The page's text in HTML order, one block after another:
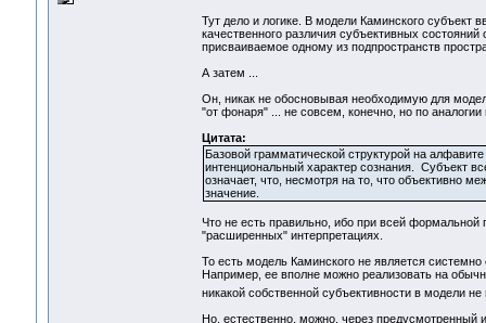
Тут дело и логике. В модели Каминского субъект
качественного различия субъективных
присваиваемое одному из подпространств
А затем ...
Он, никак не обосновывая необходимую для
"от фонаря" ... не совсем, конечно, но по
Цитата:
Базовой грамматической структурой на
интенциональный характер сознания. Субъект
означает, что, несмотря на то, что объективно
значение.
Что не есть правильно, ибо при всей
"расширенных" интерпретациях.
То есть модель Каминского не является системно
Например, ее вполне можно реализовать на
никакой собственной субъективности в модели
Но, естественно, можно, через предусмотренный